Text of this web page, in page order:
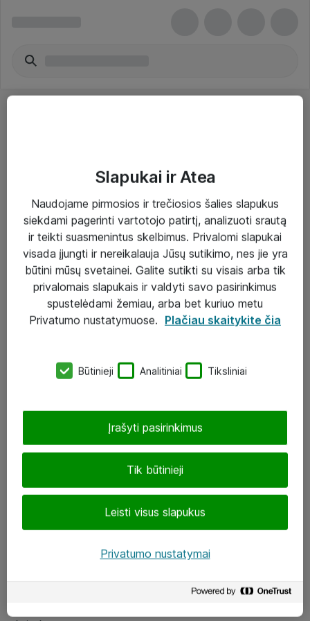
Paslaugos
Sprendimai
Įgyvendinti projektai
Atea ekspertų patarimai verslui
eShop@atea.lt
LinkedIn
Slapukai ir Atea
Naudojame pirmosios ir trečiosios šalies slapukus
siekdami pagerinti vartotojo patirtį, analizuoti srautą
ir teikti suasmenintus skelbimus. Privalomi slapukai
visada įjungti ir nereikalauja Jūsų sutikimo, nes jie yra
būtini mūsų svetainei. Galite sutikti su visais arba tik
privalomais slapukais ir valdyti savo pasirinkimus
spustelėdami žemiau, arba bet kuriuo metu
Privatumo nustatymuose. Plačiau skaitykite čia
Būtinieji Analitiniai Tiksliniai
Tik būtinieji
Leisti visus slapukus
Įrašyti pasirinkimus
Privatumo nustatymai